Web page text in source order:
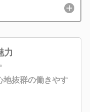
力
地抜群の働きやす